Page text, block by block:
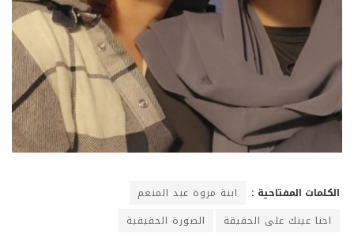
الكلمات المفتاحية :
ابنة مروة عبد المنعم
احنا عينك على الحقيقة
الصورة الحقيقية